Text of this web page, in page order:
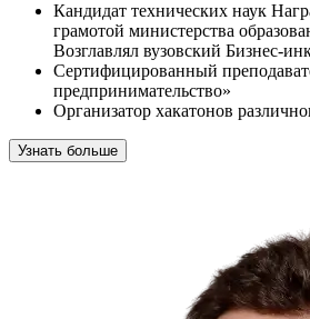
Кандидат технических наук
грамотой министерства
Возглавлял вузовский Бизнес-
Сертифицированный
предпринимательство»
Организатор хакатонов
Узнать больше